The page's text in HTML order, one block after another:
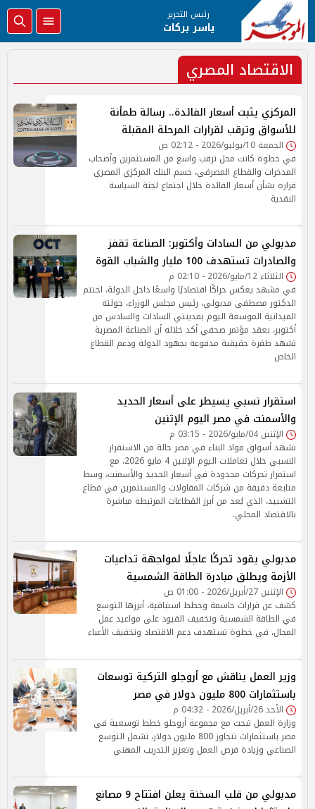
رئيس التحرير
ياسر بركات
الاقتصاد المصري
المركزي يثبت أسعار الفائدة.. رسالة طمأنة
للأسواق وترقب لقرارات المرحلة المقبلة
الجمعة 10/يوليو/2026 - 02:12 ص
في خطوة كانت محل ترقب واسع من المستثمرين وأصحاب
المدخرات والقطاع المصرفي، حسم البنك المركزي المصري
قراره بشأن أسعار الفائدة خلال اجتماع لجنة السياسة
النقدية
مدبولي من السادات وأكتوبر: الصناعة تقفز
والصادرات تستهدف 100 مليار والشباب القوة
الثلاثاء 12/مايو/2026 - 02:10 م
في مشهد يعكس حراكًا اقتصاديًا واسعًا داخل الدولة، اختتم
الدكتور مصطفى مدبولي، رئيس مجلس الوزراء، جولته
الميدانية الموسعة اليوم بمدينتي السادات والسادس من
أكتوبر، بعقد مؤتمر صحفي أكد خلاله أن الصناعة المصرية
تشهد طفرة حقيقية مدفوعة بجهود الدولة ودعم القطاع
الخاص
استقرار نسبي يسيطر على أسعار الحديد
والأسمنت في مصر اليوم الإثنين
الإثنين 04/مايو/2026 - 03:15 م
تشهد أسواق مواد البناء في مصر حالة من الاستقرار
النسبي خلال تعاملات اليوم الإثنين 4 مايو 2026، مع
استمرار تحركات محدودة في أسعار الحديد والأسمنت، وسط
متابعة دقيقة من شركات المقاولات والمستثمرين في قطاع
التشييد، الذي يُعد من أبرز القطاعات المرتبطة مباشرة
بالاقتصاد المحلي.
مدبولي يقود تحركًا عاجلًا لمواجهة تداعيات
الأزمة ويطلق مبادرة الطاقة الشمسية
الإثنين 27/أبريل/2026 - 01:00 ص
كشف عن قرارات حاسمة وخطط استباقية، أبرزها التوسع
في الطاقة الشمسية وتخفيف القيود على مواعيد عمل
المحال، في خطوة تستهدف دعم الاقتصاد وتخفيف الأعباء
وزير العمل يناقش مع أروجلو التركية توسعات
باستثمارات 800 مليون دولار في مصر
الأحد 26/أبريل/2026 - 04:32 م
وزارة العمل تبحث مع مجموعة أروجلو خطط توسعية في
مصر باستثمارات تتجاوز 800 مليون دولار، تشمل التوسع
الصناعي وزيادة فرص العمل وتعزيز التدريب المهني
مدبولي من قلب السخنة يعلن افتتاح 9 مصانع